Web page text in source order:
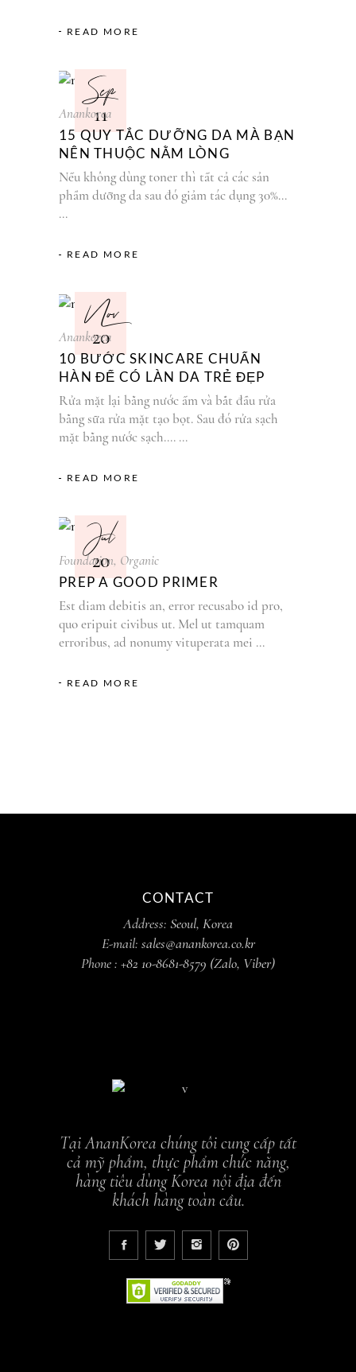
READ MORE
Sep
11
Anankorea
15 QUY TẮC DƯỠNG DA MÀ BẠN
NÊN THUỘC NẰM LÒNG
Nếu không dùng toner thì tất cả các sản
phẩm dưỡng da sau đó giảm tác dụng 30%...
READ MORE
Nov
20
Anankorea
10 BƯỚC SKINCARE CHUẨN
HÀN ĐỂ CÓ LÀN DA TRẺ ĐẸP
Rửa mặt lại bằng nước ấm và bắt đầu rửa
bằng sữa rửa mặt tạo bọt. Sau đó rửa sạch
mặt bằng nước sạch....
READ MORE
Jul
20
Foundation, Organic
PREP A GOOD PRIMER
Est diam debitis an, error recusabo id pro,
quo eripuit civibus ut. Mel ut tamquam
erroribus, ad nonumy vituperata mei
READ MORE
CONTACT
Address: Seoul, Korea
E-mail: sales@anankorea.co.kr
Phone : +82 10-8681-8579 (Zalo, Viber)
Tại AnanKorea chúng tôi cung cấp tất
cả mỹ phẩm, thực phẩm chức năng,
hàng tiêu dùng Korea nội địa đến
khách hàng toàn cầu.